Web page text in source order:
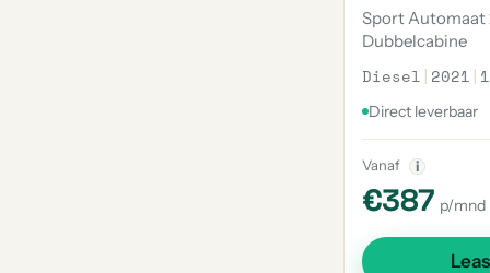
Sport Automaat
Dubbelcabine
Diesel | 2021 |
Direct leverbaar
Vanaf i
€387 p/mnd